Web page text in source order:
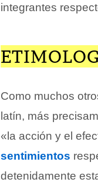
integrantes
Como muchos
latín, más
«la acción y el
sentimientos
detenidamente